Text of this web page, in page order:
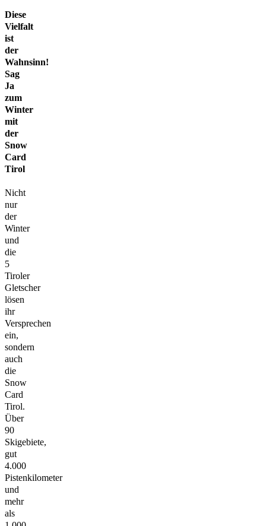
Diese
Vielfalt
ist
der
Wahnsinn!
Sag
Ja
zum
Winter
mit
der
Snow
Card
Tirol
Nicht
nur
der
Winter
und
die
5
Tiroler
Gletscher
lösen
ihr
Versprechen
ein,
sondern
auch
die
Snow
Card
Tirol.
Über
90
Skigebiete,
gut
4.000
Pistenkilometer
und
mehr
als